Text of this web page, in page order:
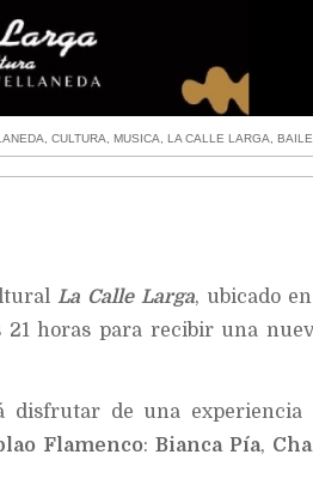
,CULTURA ,MUSICA ,LA CALLE LARGA ,BAILE
La Calle Larga, ubicado
horas para recibir una
de una experiencia
Flamenco: Bianca Pía,